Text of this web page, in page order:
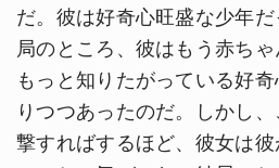
だ。彼は好奇心旺盛な少年
局のところ、彼はもう赤ち
もっと知りたがっている好
りつつあったのだ。しかし
撃すればするほど、彼女は